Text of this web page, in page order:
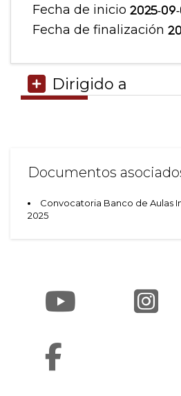
Fecha de inicio 2025-
Fecha de finalización
Dirigido a
Documentos
Convocatoria Banco de Aulas
2025